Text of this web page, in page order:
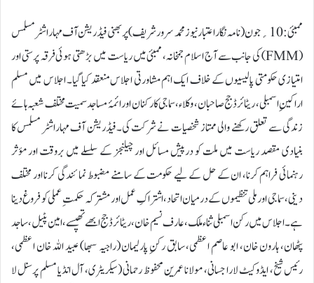
ممبئی: 10؍جون (نامہ نگار اعتبار نیوز محمد سرور شریف )پربھنی فیڈریشن آف مہاراشٹر مسلمس
(FMM) کی جانب سے آج اسلام جمخانہ، ممبئی میں ریاست میں بڑھتی ہوئی فرقہ پرستی اور
امتیازی حکومتی پالیسیوں کے خلاف ایک اہم مشاورتی اجلاس منعقد کیا گیا۔ اجلاس میں مسلم
اراکینِ اسمبلی، ریٹائرڈ جج صاحبان، وکلاء، سماجی کارکنان اور ائمۂ مساجد سمیت مختلف شعبہ ہائے
زندگی سے تعلق رکھنے والی ممتاز شخصیات نے شرکت کی۔فیڈریشن آف مہاراشٹر مسلمس کا
بنیادی مقصد ریاست میں ملت کو درپیش مسائل اور چیلنجز کے سلسلے میں بروقت اور مؤثر
رہنمائی فراہم کرنا، ان کے حل کے لیے حکومت کے سامنے مضبوط نمائندگی کرنا اور مختلف
دینی، سماجی اور ملی تنظیموں کے درمیان اتحاد، اشتراکِ عمل اور مشترکہ حکمتِ عملی کو فروغ دینا
ہے۔اجلاس میں رکن اسمبلی ثناء ملک، عارف نسیم خان، ریٹائرڈ جج ابھے تھپسے، امین پٹیل، ساجد
پٹھان، ہارون خان، ابو عاصم اعظمی، سابق رکنِ پارلیمان (راجیہ سبھا) عبید اللہ خان اعظمی،
رئیس شیخ، ایڈوکیٹ لارا جسانی، مولانا عمرین محفوظ رحمانی (سیکریٹری، آل انڈیا مسلم پرسنل لا